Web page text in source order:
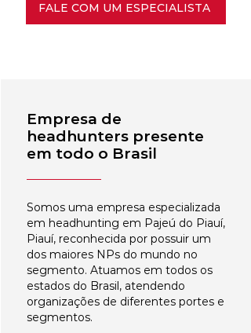
FALE COM UM ESPECIALISTA
Empresa de
headhunters presente
em todo o Brasil
Somos uma empresa especializada
em headhunting em Pajeú do Piauí,
Piauí, reconhecida por possuir um
dos maiores NPs do mundo no
segmento. Atuamos em todos os
estados do Brasil, atendendo
organizações de diferentes portes e
segmentos.